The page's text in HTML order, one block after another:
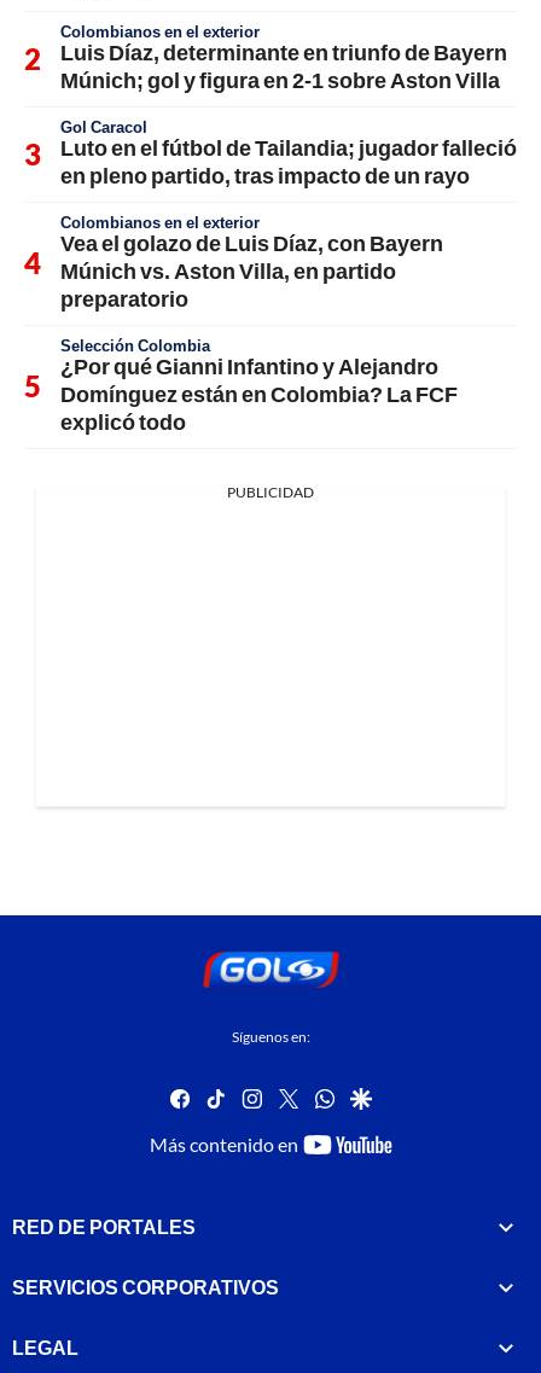
Colombianos en el exterior
Luis Díaz, determinante en triunfo de Bayern
Múnich; gol y figura en 2-1 sobre Aston Villa
Gol Caracol
Luto en el fútbol de Tailandia; jugador falleció
en pleno partido, tras impacto de un rayo
Colombianos en el exterior
Vea el golazo de Luis Díaz, con Bayern
Múnich vs. Aston Villa, en partido
preparatorio
Selección Colombia
¿Por qué Gianni Infantino y Alejandro
Domínguez están en Colombia? La FCF
explicó todo
PUBLICIDAD
Síguenos en:
facebook
tiktok instagram
twitterwhatsapp
google
Más contenido en
youtube-
RED DE PORTALES
SERVICIOS CORPORATIVOS
LEGAL